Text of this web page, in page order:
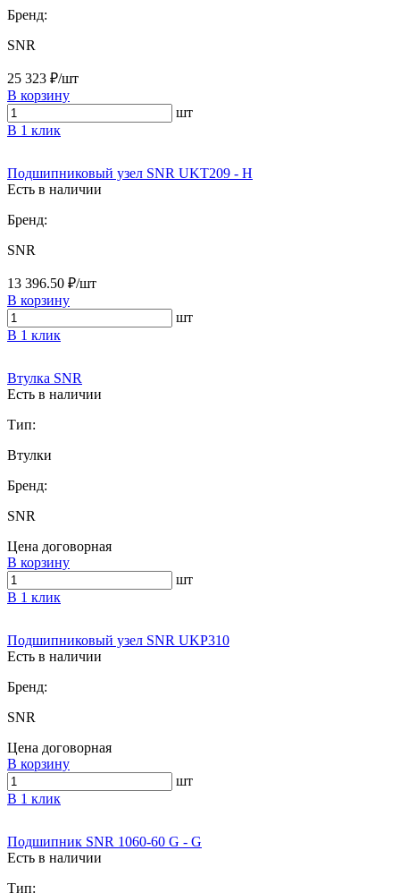
Бренд:
SNR
25 323 ₽/шт
В корзину
шт
В 1 клик
Подшипниковый узел SNR UKT209 - H
Есть в наличии
Бренд:
SNR
13 396.50 ₽/шт
В корзину
шт
В 1 клик
Втулка SNR
Есть в наличии
Тип:
Втулки
Бренд:
SNR
Цена договорная
В корзину
шт
В 1 клик
Подшипниковый узел SNR UKP310
Есть в наличии
Бренд:
SNR
Цена договорная
В корзину
шт
В 1 клик
Подшипник SNR 1060-60 G - G
Есть в наличии
Тип: